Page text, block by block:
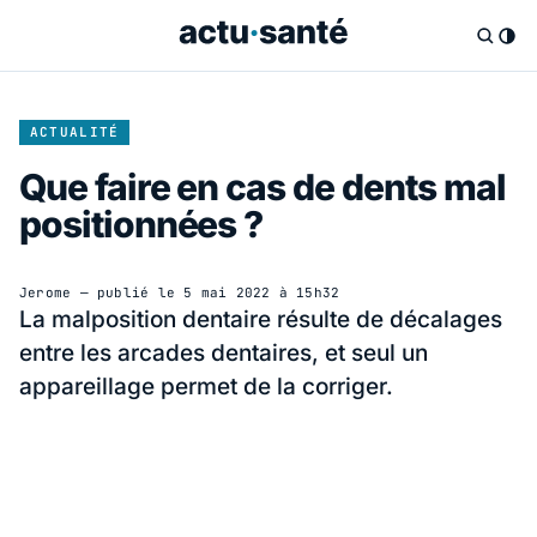
ACTUALITÉ
Que faire en cas de dents mal
positionnées ?
Jerome — publié le 5 mai 2022 à 15h32
La malposition dentaire résulte de décalages
entre les arcades dentaires, et seul un
appareillage permet de la corriger.